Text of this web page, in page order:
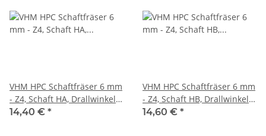
VHM HPC Schaftfräser 6 mm
- Z4, Schaft HA, Drallwinkel
35/38° Eckfase 45°
14,40 € *
VHM HPC Schaftfräser 6 mm
- Z4, Schaft HB, Drallwinkel
35/38° Eckfase 45°
14,60 € *